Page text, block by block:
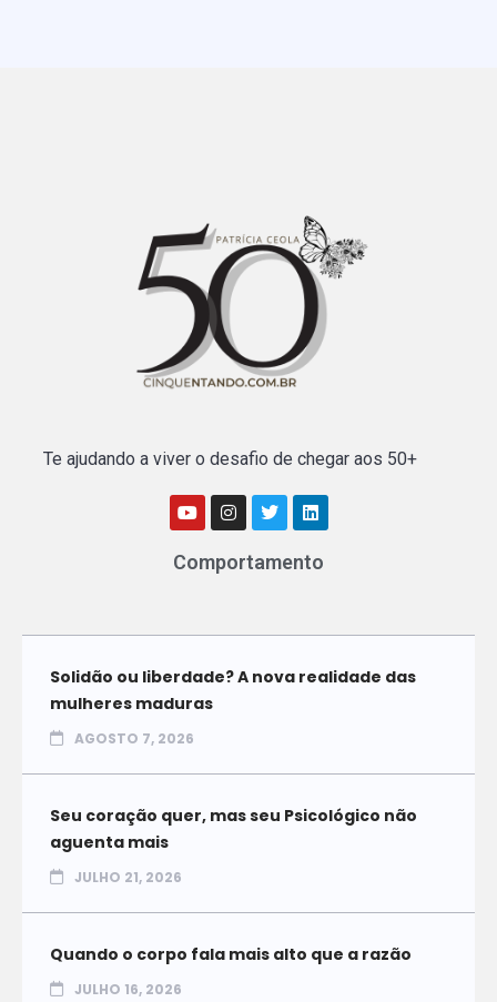
Te ajudando a viver o desafio de chegar aos 50+
Comportamento
Solidão ou liberdade? A nova realidade das
mulheres maduras
AGOSTO 7, 2026
Seu coração quer, mas seu Psicológico não
aguenta mais
JULHO 21, 2026
Quando o corpo fala mais alto que a razão
JULHO 16, 2026